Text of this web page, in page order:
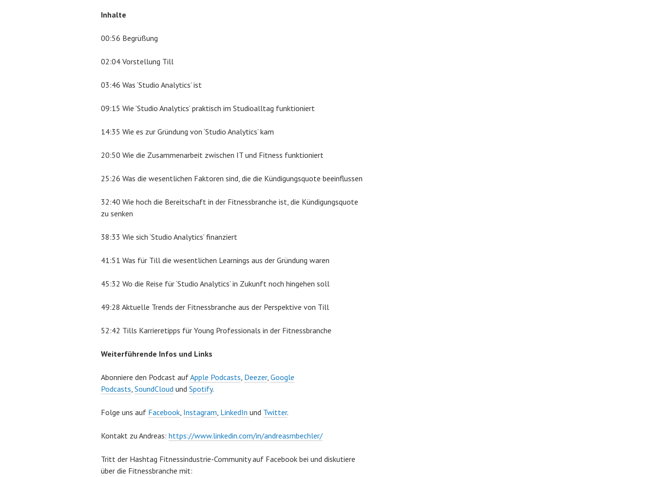
Inhalte
00:56 Begrüßung
02:04 Vorstellung Till
03:46 Was ‘Studio Analytics’ ist
09:15 Wie ‘Studio Analytics’ praktisch im Studioalltag funktioniert
14:35 Wie es zur Gründung von ‘Studio Analytics’ kam
20:50 Wie die Zusammenarbeit zwischen IT und Fitness funktioniert
25:26 Was die wesentlichen Faktoren sind, die die Kündigungsquote beeinflussen
32:40 Wie hoch die Bereitschaft in der Fitnessbranche ist, die Kündigungsquote
zu senken
38:33 Wie sich ‘Studio Analytics’ finanziert
41:51 Was für Till die wesentlichen Learnings aus der Gründung waren
45:32 Wo die Reise für ‘Studio Analytics’ in Zukunft noch hingehen soll
49:28 Aktuelle Trends der Fitnessbranche aus der Perspektive von Till
52:42 Tills Karrieretipps für Young Professionals in der Fitnessbranche
Weiterführende Infos und Links
Abonniere den Podcast aufApple Podcasts, Deezer, Google
Podcasts, SoundCloud und Spotify.
Folge uns auf Facebook, Instagram, LinkedIn und Twitter.
Kontakt zu Andreas: https://www.linkedin.com/in/andreasmbechler/
Tritt der Hashtag Fitnessindustrie-Community auf Facebook bei und diskutiere
über die Fitnessbranche mit: